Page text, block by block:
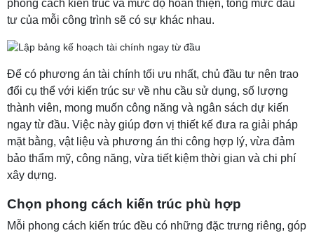
phong cách kiến trúc và mức độ hoàn thiện, tổng mức đầu
tư của mỗi công trình sẽ có sự khác nhau.
Để có phương án tài chính tối ưu nhất, chủ đầu tư nên trao
đổi cụ thể với kiến trúc sư về nhu cầu sử dụng, số lượng
thành viên, mong muốn công năng và ngân sách dự kiến
ngay từ đầu. Việc này giúp đơn vị thiết kế đưa ra giải pháp
mặt bằng, vật liệu và phương án thi công hợp lý, vừa đảm
bảo thẩm mỹ, công năng, vừa tiết kiệm thời gian và chi phí
xây dựng.
Chọn phong cách kiến trúc phù hợp
Mỗi phong cách kiến trúc đều có những đặc trưng riêng, góp